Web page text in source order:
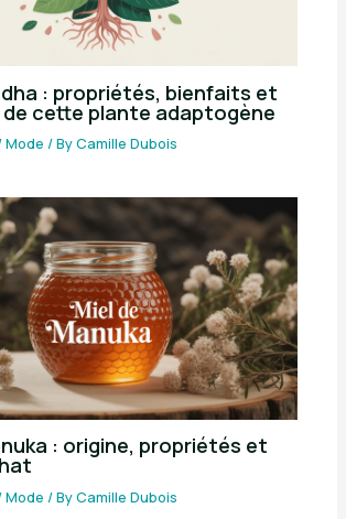
: propriétés, bienfaits et
cette plante adaptogène
Mode / ByCamille Dubois
: origine, propriétés et
Mode / ByCamille Dubois